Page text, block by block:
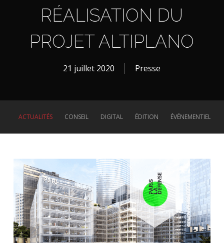
RÉALISATION DU
PROJET ALTIPLANO
21 juillet 2020 Presse
ACTUALITÉS CONSEIL DIGITAL ÉDITION ÉVÉNEMENTIEL